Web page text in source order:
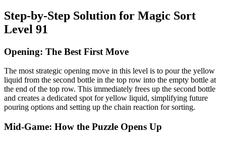
Step-by-Step Solution for Magic Sort
Level 91
Opening: The Best First Move
The most strategic opening move in this level is to pour the yellow
liquid from the second bottle in the top row into the empty bottle at
the end of the top row. This immediately frees up the second bottle
and creates a dedicated spot for yellow liquid, simplifying future
pouring options and setting up the chain reaction for sorting.
Mid-Game: How the Puzzle Opens Up